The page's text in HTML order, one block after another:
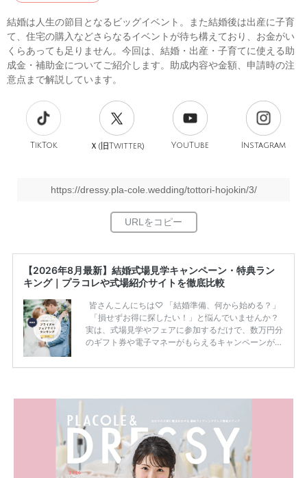
結婚は人生の節目となるビッグイベント。また結婚後は出産に子育
て、住宅の購入などさらなるイベントが待ち構えており、お金がい
くらあっても足りません。今回は、結婚・出産・子育てに使える助
成金・補助金についてご紹介します。助成内容や金額、申請時の注
意点まで解説しています。
TikTok Ｘ(旧Twitter) YouTube Instagram
https://dressy.pla-cole.wedding/tottori-hojokin/3/
【2026年8月最新】結婚式場見学キャンペーン・特典ラン
キング｜プラコレや式場紹介サイトを徹底比較
皆さんこんにちは♡ 「結婚準備、何から始める？」
「損せずお得に探したい！」と悩んでいませんか？
実は、式場見学やフェアに参加するだけで、数万円分
のギフト券や電子マネーがもらえるキャンペーンがあ
ため、比較せずに選ぶと損をしてしまうことも……。
内容：特典金額・条件・応募方法・注意点 「どこが
一番お得？」「プラコレの特典は？」といった疑問も
解決します。 まずは診断で候補を絞れる「ウェディ
ング診断」か、体験型 […]
続きを読む